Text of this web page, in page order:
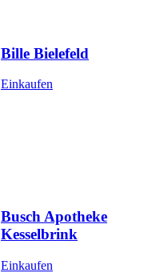
Bille Bielefeld
Einkaufen
Busch Apotheke
Kesselbrink
Einkaufen